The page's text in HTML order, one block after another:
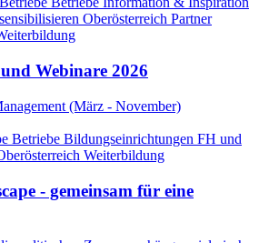
Oberösterreich Partner
Webinare 2026
(März - November)
Betriebe Bildungseinrichtungen FH und
Weiterbildung
- gemeinsam für eine